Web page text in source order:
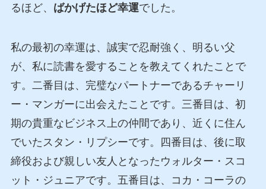
るほど、 ばかげたほど幸運でした。
私の最初の幸運は、誠実で忍耐強く、明るい父
が、私に読書を愛することを教えてくれたことで
す。二番目は、完璧なパートナーであるチャーリ
ー・マンガーに出会えたことです。三番目は、初
期の貴重なビジネス上の仲間であり、近くに住ん
でいたスタン・リプシーです。四番目は、後に取
締役および親しい友人となったウォルター・スコ
ット・ジュニアです。五番目は、コカ・コーラの